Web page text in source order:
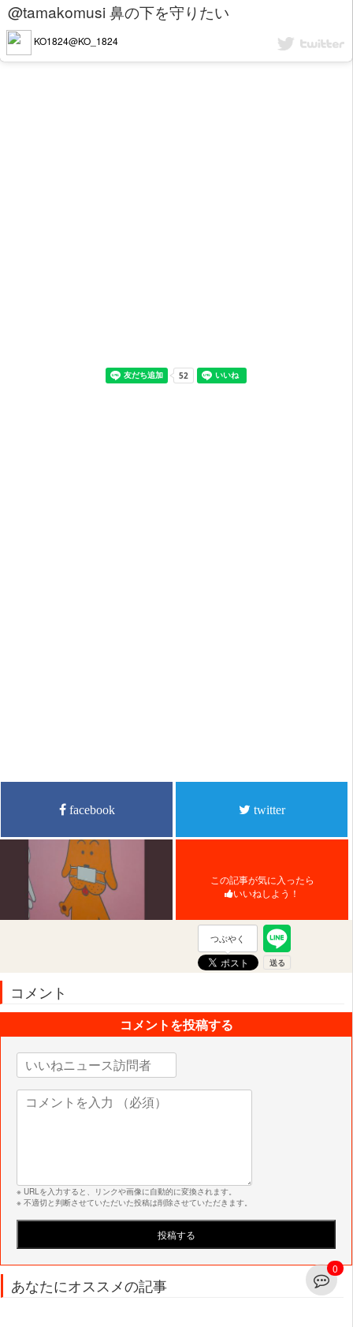
@tamakomusi 鼻の下を守りたい
KO1824@KO_1824
facebook twitter
この記事が気に入ったら
いいねしよう！
つぶやく
コメント
0
コメントを投稿する
※ URLを入力すると、リンクや画像に自動的に変換されます。
※ 不適切と判断させていただいた投稿は削除させていただきます。
あなたにオススメの記事